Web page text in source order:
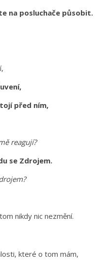
na posluchače působit.
před ním,
reagují?
se Zdrojem.
nikdy nic nezmění.
které o tom mám,